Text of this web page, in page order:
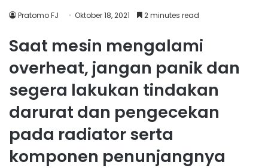
Pratomo FJ Oktober 18, 2021 2 minutes read
Saat mesin mengalami
overheat, jangan panik dan
segera lakukan tindakan
darurat dan pengecekan
pada radiator serta
komponen penunjangnya